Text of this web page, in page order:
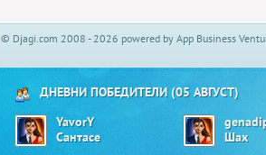
© Djagi.com 2008 - 2026 powered by App Business
ДНЕВНИ ПОБЕДИТЕЛИ (05 АВГУСТ)
YavorY
Сантасе
Шах